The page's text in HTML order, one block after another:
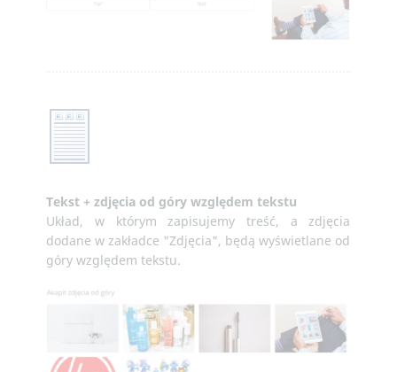
Tekst + zdjęcia od góry względem tekstu
Układ, w którym zapisujemy treść, a zdjęcia
dodane w zakładce "Zdjęcia", będą wyświetlane od
góry względem tekstu.